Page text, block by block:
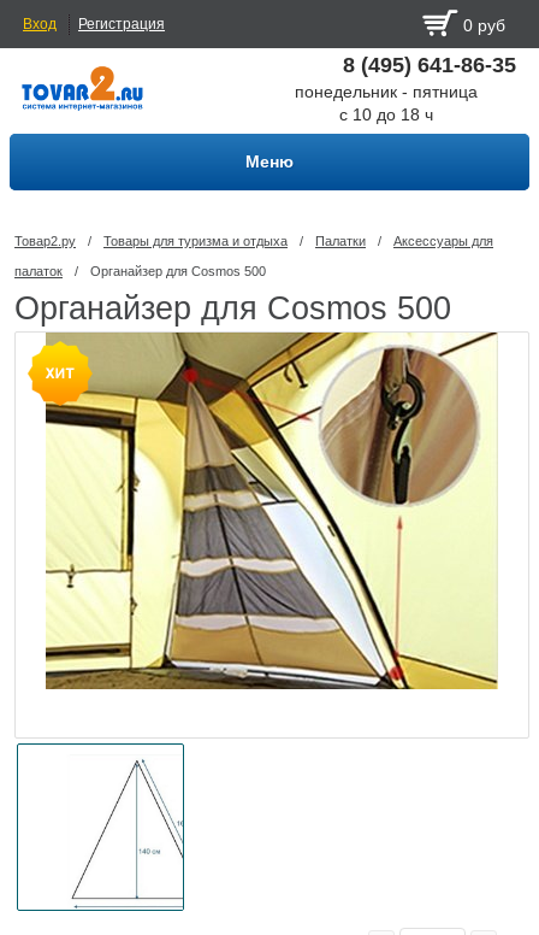
Вход Регистрация 0 руб
8 (495) 641-86-35
понедельник - пятница
с 10 до 18 ч
Меню
Товар2.ру / Товары для туризма и отдыха / Палатки / Аксессуары для
палаток / Органайзер для Cosmos 500
Органайзер для Cosmos 500